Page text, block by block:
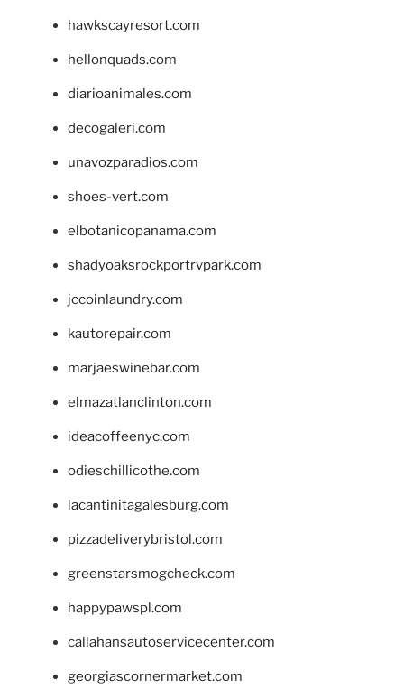
hawkscayresort.com
hellonquads.com
diarioanimales.com
decogaleri.com
unavozparadios.com
shoes-vert.com
elbotanicopanama.com
shadyoaksrockportrvpark.com
jccoinlaundry.com
kautorepair.com
marjaeswinebar.com
elmazatlanclinton.com
ideacoffeenyc.com
odieschillicothe.com
lacantinitagalesburg.com
pizzadeliverybristol.com
greenstarsmogcheck.com
happypawspl.com
callahansautoservicecenter.com
georgiascornermarket.com